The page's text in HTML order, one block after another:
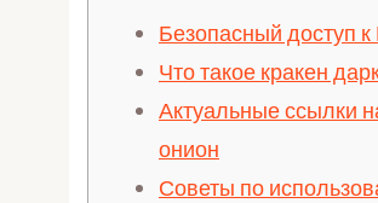
Безопасный доступ к
Что такое кракен
Актуальные ссылки
онион
Советы по